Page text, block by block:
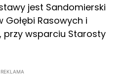
jest Sandomierski
Gołębi Rasowych i
przy wsparciu Starosty
REKLAMA